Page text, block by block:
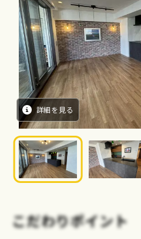
詳細を見る
こだわりポイント